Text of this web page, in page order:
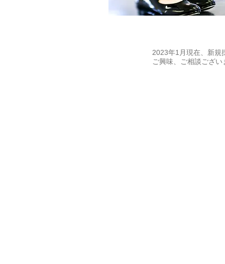
2023年1月現在、新規
ご興味、ご相談ござい